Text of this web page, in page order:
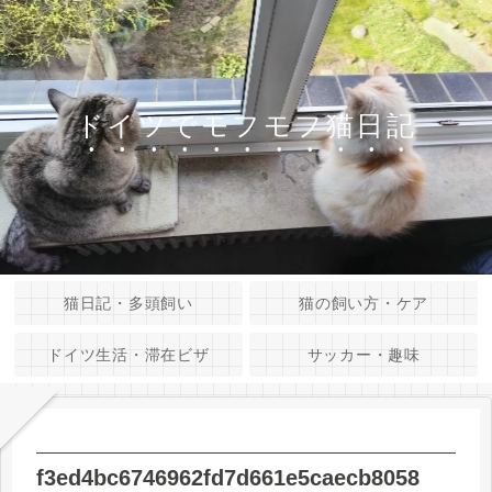
ドイツでモフモフ猫日記
猫日記・多頭飼い 猫の飼い方・ケア
ドイツ生活・滞在ビザ サッカー・趣味
f3ed4bc6746962fd7d661e5caecb8058